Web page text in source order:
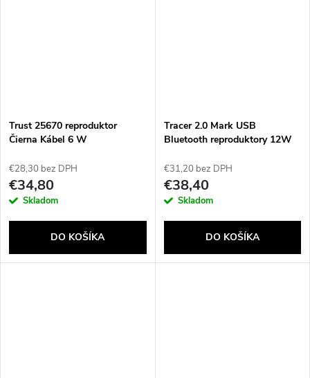
Trust 25670 reproduktor
Čierna Kábel 6 W
€28,30 bez DPH
€34,80
Skladom
DO KOŠÍKA
Tracer 2.0 Mark USB
Bluetooth reproduktory 12W
€31,20 bez DPH
€38,40
Skladom
DO KOŠÍKA